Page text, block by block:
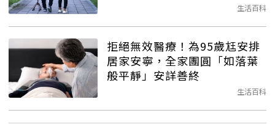
生活百科
拒絕無效醫療！為95歲尪安排
居家安寧，全家團圓「如落葉
般平靜」安詳善終
生活百科